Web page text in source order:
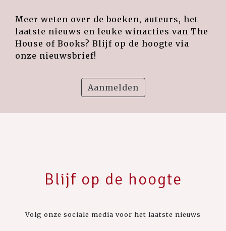
Meer weten over de boeken, auteurs, het
laatste nieuws en leuke winacties van The
House of Books? Blijf op de hoogte via
onze nieuwsbrief!
Aanmelden
Blijf op de hoogte
Volg onze sociale media voor het laatste nieuws